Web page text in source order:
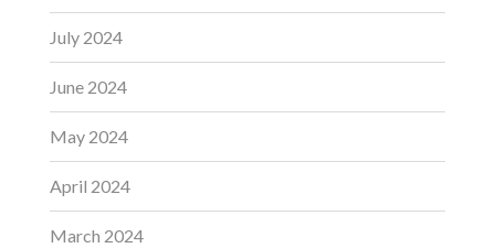
July 2024
June 2024
May 2024
April 2024
March 2024